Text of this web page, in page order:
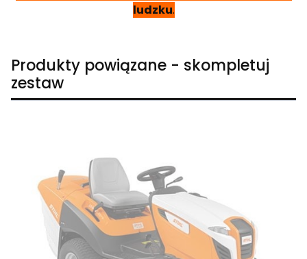
ludzku.
Produkty powiązane - skompletuj
zestaw